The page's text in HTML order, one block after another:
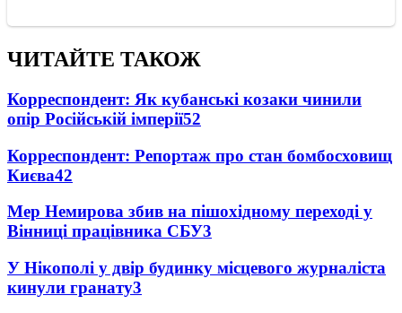
ЧИТАЙТЕ ТАКОЖ
Корреспондент: Як кубанські козаки чинили
опір Російській імперії52
Корреспондент: Репортаж про стан бомбосховищ
Києва42
Мер Немирова збив на пішохідному переході у
Вінниці працівника СБУ3
У Нікополі у двір будинку місцевого журналіста
кинули гранату3